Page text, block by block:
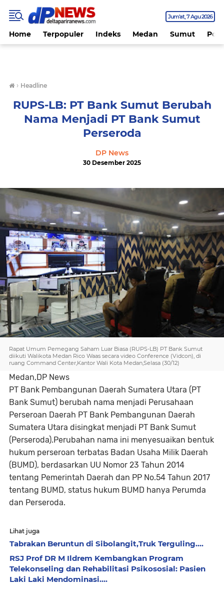
Jum'at 7 Agu 2026
Home Terpopuler Indeks Medan Sumut
› Headline
RUPS-LB: PT Bank Sumut Berubah
Nama Menjadi PT Bank Sumut
Perseroda
DP News
30 Desember 2025
Rapat Umum Pemegang Saham Luar Biasa (RUPS-LB) PT Bank Sumut
diikuti Walikota Medan Rico Waas secara video Conference (Vidcon), di
ruang Command Center,Kantor Wali Kota Medan,Selasa (30/12)
Medan,DP News
PT Bank Pembangunan Daerah Sumatera Utara (PT
Bank Sumut) berubah nama menjadi Perusahaan
Perseroan Daerah PT Bank Pembangunan Daerah
Sumatera Utara disingkat menjadi PT Bank Sumut
(Perseroda).Perubahan nama ini menyesuaikan bentuk
hukum perseroan terbatas Badan Usaha Milik Daerah
(BUMD), berdasarkan UU Nomor 23 Tahun 2014
tentang Pemerintah Daerah dan PP No.54 Tahun 2017
tentang BUMD, status hukum BUMD hanya Perumda
dan Perseroda.
Lihat juga
Tabrakan Beruntun di Sibolangit,Truk Terguling....
RSJ Prof DR M Ildrem Kembangkan Program
Telekonseling dan Rehabilitasi Psikososial: Pasien
Laki Laki Mendominasi....